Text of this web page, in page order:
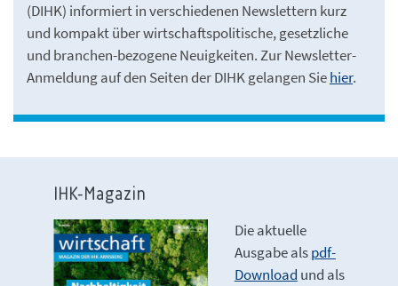
(DIHK) informiert in verschiedenen Newslettern kurz
und kompakt über wirtschaftspolitische, gesetzliche
und branchen-bezogene Neuigkeiten. Zur Newsletter-
Anmeldung auf den Seiten der DIHK gelangen Siehier.
IHK-Magazin
Die aktuelle
Ausgabe alspdf-
Download und als